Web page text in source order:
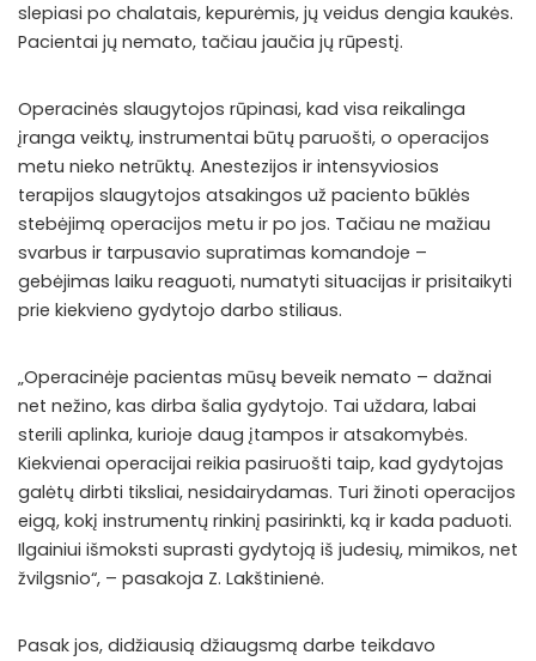
slepiasi po chalatais, kepurėmis, jų veidus dengia kaukės.
Pacientai jų nemato, tačiau jaučia jų rūpestį.
Operacinės slaugytojos rūpinasi, kad visa reikalinga
įranga veiktų, instrumentai būtų paruošti, o operacijos
metu nieko netrūktų. Anestezijos ir intensyviosios
terapijos slaugytojos atsakingos už paciento būklės
stebėjimą operacijos metu ir po jos. Tačiau ne mažiau
svarbus ir tarpusavio supratimas komandoje –
gebėjimas laiku reaguoti, numatyti situacijas ir prisitaikyti
prie kiekvieno gydytojo darbo stiliaus.
„Operacinėje pacientas mūsų beveik nemato – dažnai
net nežino, kas dirba šalia gydytojo. Tai uždara, labai
sterili aplinka, kurioje daug įtampos ir atsakomybės.
Kiekvienai operacijai reikia pasiruošti taip, kad gydytojas
galėtų dirbti tiksliai, nesidairydamas. Turi žinoti operacijos
eigą, kokį instrumentų rinkinį pasirinkti, ką ir kada paduoti.
Ilgainiui išmoksti suprasti gydytoją iš judesių, mimikos, net
žvilgsnio“, – pasakoja Z. Lakštinienė.
Pasak jos, didžiausią džiaugsmą darbe teikdavo